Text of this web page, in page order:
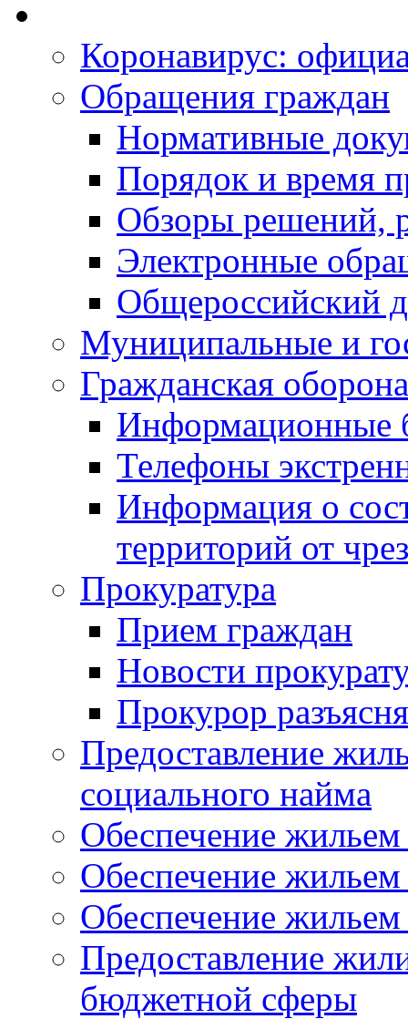
Коронавирус:
Обращения граждан
Нормативные
Порядок и время
Обзоры решений,
Электронные
Общероссийский
Муниципальные и
Гражданская
Информационные
Телефоны
Информация о
территорий от
Прокуратура
Прием граждан
Новости
Прокурор
Предоставление
социального найма
Обеспечение
Обеспечение
Обеспечение жильем
Предоставление
бюджетной сферы